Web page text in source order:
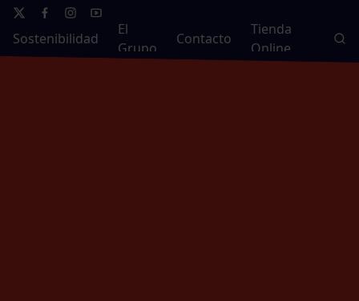
Sostenibilidad
El
Grupo
Contacto
Tienda
Online